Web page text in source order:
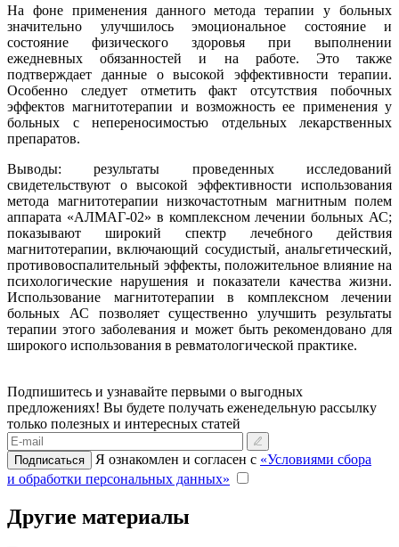
На фоне применения данного метода терапии у больных
значительно улучшилось эмоциональное состояние и
состояние физического здоровья при выполнении
ежедневных обязанностей и на работе. Это также
подтверждает данные о высокой эффективности терапии.
Особенно следует отметить факт отсутствия побочных
эффектов магнитотерапии и возможность ее применения у
больных с непереносимостью отдельных лекарственных
препаратов.
Выводы: результаты проведенных исследований
свидетельствуют о высокой эффективности использования
метода магнитотерапии низкочастотным магнитным полем
аппарата «АЛМАГ-02» в комплексном лечении больных АС;
показывают широкий спектр лечебного действия
магнитотерапии, включающий сосудистый, анальгетический,
противовоспалительный эффекты, положительное влияние на
психологические нарушения и показатели качества жизни.
Использование магнитотерапии в комплексном лечении
больных АС позволяет существенно улучшить результаты
терапии этого заболевания и может быть рекомендовано для
широкого использования в ревматологической практике.
Подпишитесь и узнавайте первыми о выгодных
предложениях! Вы будете получать еженедельную рассылку
только полезных и интересных статей
Подписаться Я ознакомлен и согласен с «Условиями сбора
и обработки персональных данных»
Другие материалы